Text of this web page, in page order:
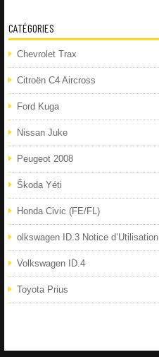
CATÉGORIES
Chevrolet Trax
Citroën C4 Aircross
Ford Kuga
Nissan Juke
Peugeot 2008
Škoda Yéti
Honda Civic (FE/FL)
olkswagen ID.3 Notice d’Utilisation
Volkswagen ID.4
Toyota Prius